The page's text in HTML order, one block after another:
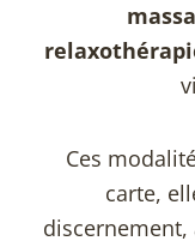
Ces
carte,
discernement,